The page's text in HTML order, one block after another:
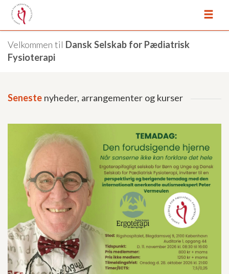
Velkommen til Dansk Selskab for Pædiatrisk
Fysioterapi
Seneste nyheder, arrangementer og kurser